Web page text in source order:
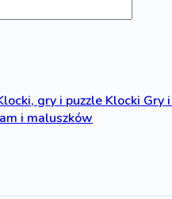
gry i puzzleKlockiGry
i maluszków